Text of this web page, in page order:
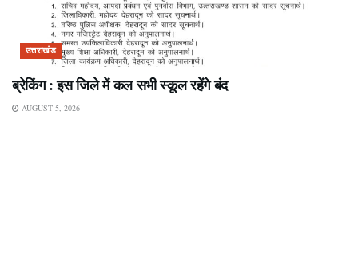
उत्तराखंड
ब्रेकिंग : इस जिले में कल सभी स्कूल रहेंगे बंद
AUGUST 5, 2026